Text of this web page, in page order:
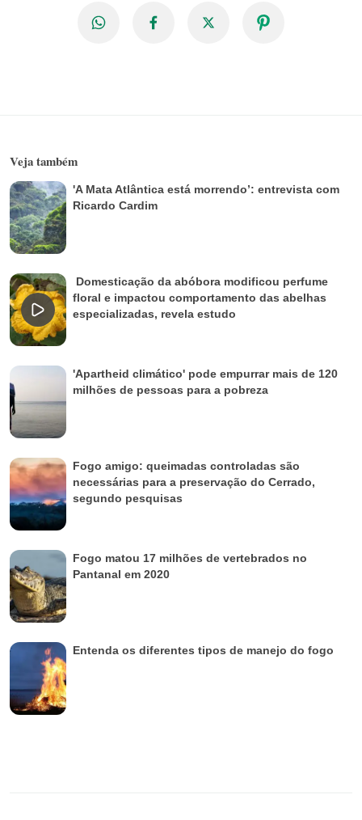
Veja também
'A Mata Atlântica está morrendo’: entrevista com
Ricardo Cardim
Domesticação da abóbora modificou perfume
floral e impactou comportamento das abelhas
especializadas, revela estudo
'Apartheid climático' pode empurrar mais de 120
milhões de pessoas para a pobreza
Fogo amigo: queimadas controladas são
necessárias para a preservação do Cerrado,
segundo pesquisas
Fogo matou 17 milhões de vertebrados no
Pantanal em 2020
Entenda os diferentes tipos de manejo do fogo